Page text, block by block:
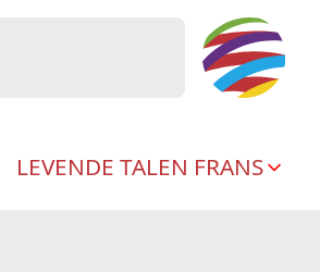
LEVENDE TALEN FRANS